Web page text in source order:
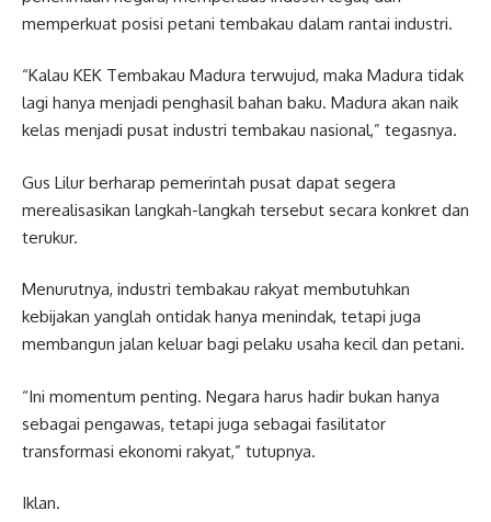
memperkuat posisi petani tembakau dalam rantai industri.
“Kalau KEK Tembakau Madura terwujud, maka Madura tidak
lagi hanya menjadi penghasil bahan baku. Madura akan naik
kelas menjadi pusat industri tembakau nasional,” tegasnya.
Gus Lilur berharap pemerintah pusat dapat segera
merealisasikan langkah-langkah tersebut secara konkret dan
terukur.
Menurutnya, industri tembakau rakyat membutuhkan
kebijakan yanglah ontidak hanya menindak, tetapi juga
membangun jalan keluar bagi pelaku usaha kecil dan petani.
“Ini momentum penting. Negara harus hadir bukan hanya
sebagai pengawas, tetapi juga sebagai fasilitator
transformasi ekonomi rakyat,” tutupnya.
Iklan.